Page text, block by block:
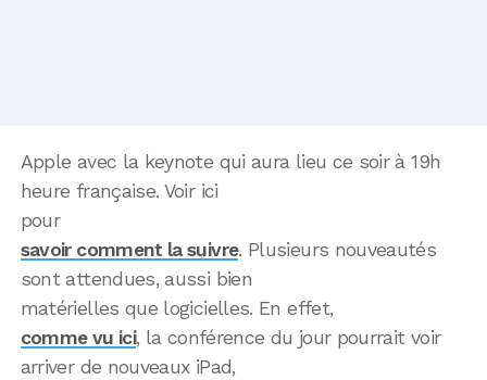
Apple avec la keynote qui aura lieu ce soir à 19h
heure française. Voir ici
pour
savoir comment la suivre. Plusieurs nouveautés
sont attendues, aussi bien
matérielles que logicielles. En effet,
comme vu ici, la conférence du jour pourrait voir
arriver de nouveaux iPad,